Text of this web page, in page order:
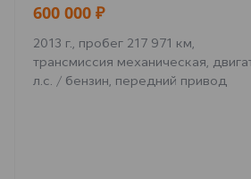
600 000 ₽
2013 г., пробег 217 971 км,
трансмиссия механическая,
л.с. / бензин, передний привод